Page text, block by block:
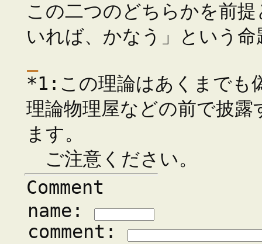
この二つのどちらかを前
いれば、かなう」という
*1:この理論はあくまでも
理論物理屋などの前で披
ます。
ご注意ください。
Comment
name:
comment: